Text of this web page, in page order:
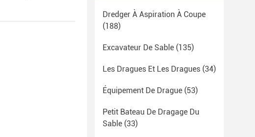
Dredger À Aspiration À Coupe
(188)
Excavateur De Sable (135)
Les Dragues Et Les Dragues (34)
Équipement De Drague (53)
Petit Bateau De Dragage Du
Sable (33)